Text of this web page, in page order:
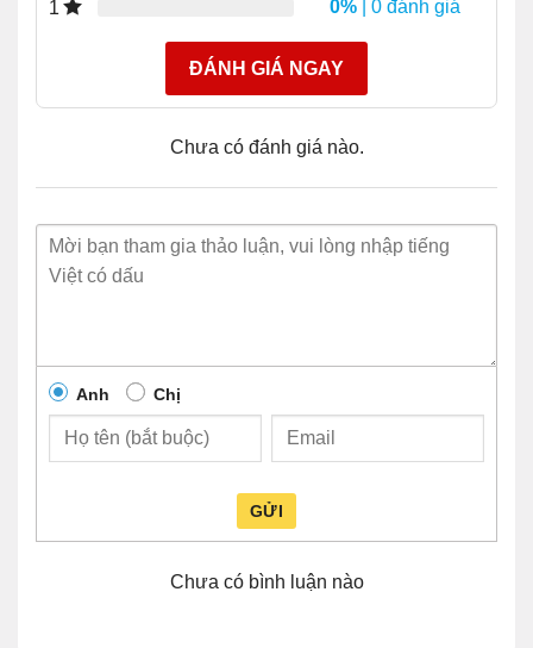
1 0% | 0 đánh giá
ĐÁNH GIÁ NGAY
Chưa có đánh giá nào.
Anh Chị
GỬI
Chưa có bình luận nào